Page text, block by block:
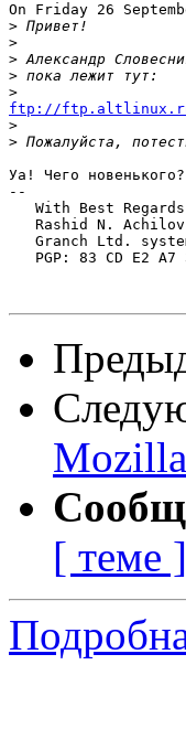
On Friday 26
>
>
>
>
>
ftp://ftp.altlinux.ru/
>
>
Уа! Чего новенького?
--
With Best
Rashid N.
Granch Ltd.
PGP: 83 CD E2 A7
[ теме ]